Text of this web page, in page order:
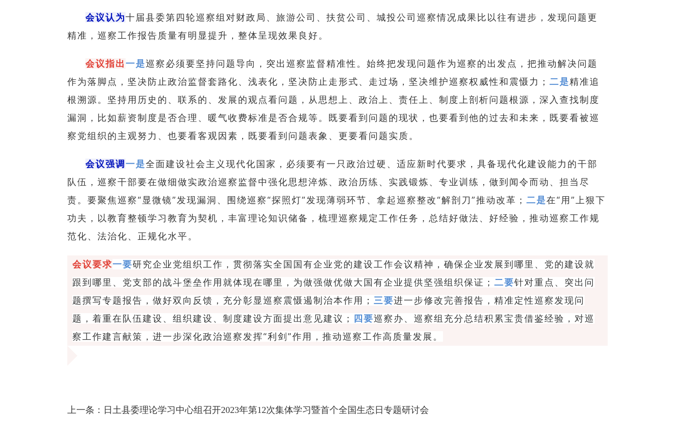
会议认为十届县委第四轮巡察组对财政局、旅游公司、扶贫公司、城投公司巡察情况成果比以往有进步，发现问题更
精准，巡察工作报告质量有明显提升，整体呈现效果良好。
会议指出一是巡察必须要坚持问题导向，突出巡察监督精准性。始终把发现问题作为巡察的出发点，把推动解决问题
作为落脚点，坚决防止政治监督套路化、浅表化，坚决防止走形式、走过场，坚决维护巡察权威性和震慑力；二是精准追
根溯源。坚持用历史的、联系的、发展的观点看问题，从思想上、政治上、责任上、制度上剖析问题根源，深入查找制度
漏洞，比如薪资制度是否合理、暖气收费标准是否合规等。既要看到问题的现状，也要看到他的过去和未来，既要看被巡
察党组织的主观努力、也要看客观因素，既要看到问题表象、更要看问题实质。
会议强调一是全面建设社会主义现代化国家，必须要有一只政治过硬、适应新时代要求，具备现代化建设能力的干部
队伍，巡察干部要在做细做实政治巡察监督中强化思想淬炼、政治历练、实践锻炼、专业训练，做到闻令而动、担当尽
责。要聚焦巡察“显微镜”发现漏洞、围绕巡察“探照灯”发现薄弱环节、拿起巡察整改“解剖刀”推动改革；二是在“用”上狠下
功夫，以教育整顿学习教育为契机，丰富理论知识储备，梳理巡察规定工作任务，总结好做法、好经验，推动巡察工作规
范化、法治化、正规化水平。
会议要求一要研究企业党组织工作，贯彻落实全国国有企业党的建设工作会议精神，确保企业发展到哪里、党的建设就
跟到哪里、党支部的战斗堡垒作用就体现在哪里，为做强做优做大国有企业提供坚强组织保证；二要针对重点、突出问
题撰写专题报告，做好双向反馈，充分彰显巡察震慑遏制治本作用； 三要进一步修改完善报告，精准定性巡察发现问
题，着重在队伍建设、组织建设、制度建设方面提出意见建议； 四要巡察办、巡察组充分总结积累宝贵借鉴经验，对巡
察工作建言献策，进一步深化政治巡察发挥“利剑”作用，推动巡察工作高质量发展。
上一条： 日土县委理论学习中心组召开2023年第12次集体学习暨首个全国生态日专题研讨会